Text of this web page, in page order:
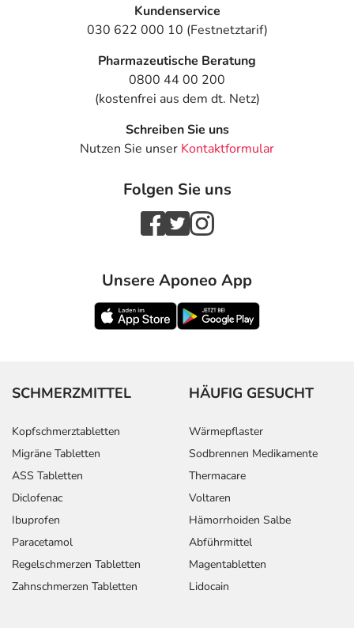
Kundenservice
030 622 000 10 (Festnetztarif)
Pharmazeutische Beratung
0800 44 00 200
(kostenfrei aus dem dt. Netz)
Schreiben Sie uns
Nutzen Sie unser Kontaktformular
Folgen Sie uns
Unsere Aponeo App
SCHMERZMITTEL
Kopfschmerztabletten
Migräne Tabletten
ASS Tabletten
Diclofenac
Ibuprofen
Paracetamol
Regelschmerzen Tabletten
Zahnschmerzen Tabletten
HÄUFIG GESUCHT
Wärmepflaster
Sodbrennen Medikamente
Thermacare
Voltaren
Hämorrhoiden Salbe
Abführmittel
Magentabletten
Lidocain